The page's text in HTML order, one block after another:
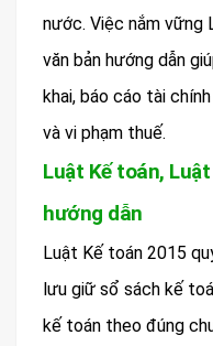
nước. Việc nắm vững
văn bản hướng dẫn
khai, báo cáo tài
và vi phạm thuế.
Luật Kế toán,
hướng dẫn
Luật Kế toán 2015
lưu giữ sổ sách kế
kế toán theo đúng